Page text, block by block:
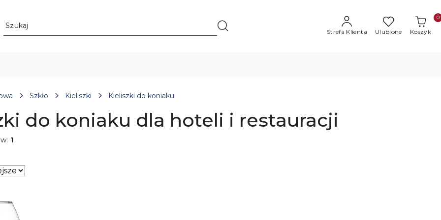
Strefa Klienta Ulubione Koszyk
0
Szkło Kieliszki Kieliszki do koniaku
do koniaku dla hoteli i restauracji
1